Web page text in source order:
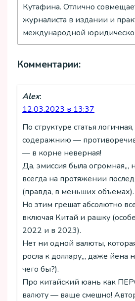
Кутафина. Отлично
журналиста в издании и
международной
Комментарии:
Alex:
12.03.2023 в 13:37
По структуре статья
содеражнию —
— в корне неверная!
Да, эмиссия была огромная,,,
всегда на протяжении
(правда, в меньших объемах).
Но этим грешат абсолютно
включая Китай и рашку
2022 и в 2023).
Нет ни одной валюты,
росла к доллару,,, даже йена
чего бы?).
Про китайский юань как
валюту — ваще смешно!